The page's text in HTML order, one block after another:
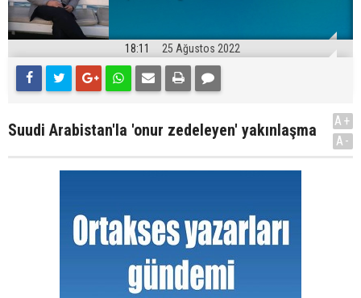
18:11 25 Ağustos 2022
Suudi Arabistan'la 'onur zedeleyen' yakınlaşma
A+
A-